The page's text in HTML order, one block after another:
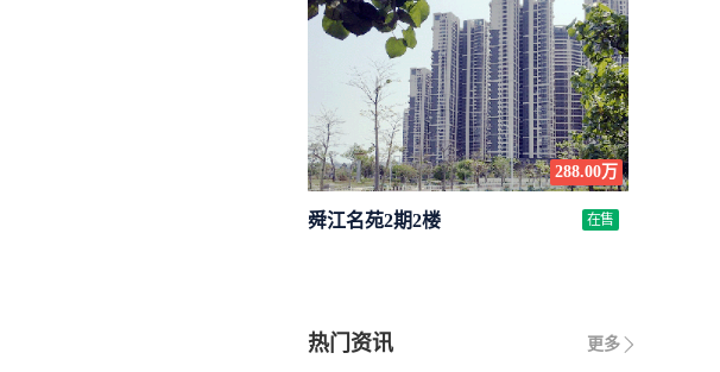
288.00万
舜江名苑2期2楼 在售
更多
热门资讯